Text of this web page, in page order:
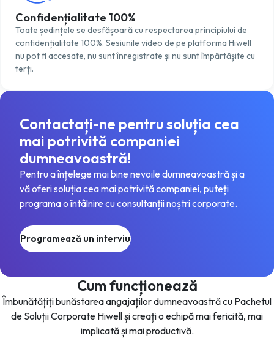
Confidențialitate 100%
Toate ședințele se desfășoară cu respectarea principiului de
confidențialitate 100%. Sesiunile video de pe platforma Hiwell
nu pot fi accesate, nu sunt înregistrate și nu sunt împărtășite cu
terți.
Contactați-ne pentru soluția cea
mai potrivită companiei
dumneavoastră!
Pentru a înțelege mai bine nevoile dumneavoastră și a
vă oferi soluția cea mai potrivită companiei, puteți
programa o întâlnire cu consultanții noștri corporate.
Programează un interviu
Cum funcționează
Îmbunătățiți bunăstarea angajaților dumneavoastră cu Pachetul
de Soluții Corporate Hiwell și creați o echipă mai fericită, mai
implicată și mai productivă.